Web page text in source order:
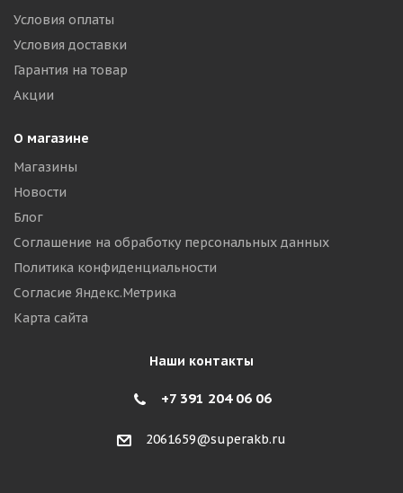
Условия оплаты
Условия доставки
Гарантия на товар
Акции
О магазине
Магазины
Новости
Блог
Соглашение на обработку персональных данных
Политика конфиденциальности
Согласие Яндекс.Метрика
Карта сайта
Наши контакты
+7 391 204 06 06
2061659@superakb.ru